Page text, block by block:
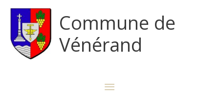
Commune de
Vénérand
MENU